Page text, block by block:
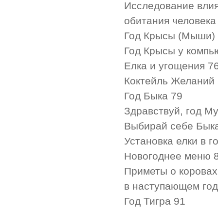
Исследование
обитания
Год Крысы (Мыши)
Год Крысы у
Елка и угощения
Коктейль Желаний
Год Быка 79
Здравствуй, год
Выбирай себе
Установка елки в
Новогоднее меню
Приметы о
в наступающем
Год Тигра 91